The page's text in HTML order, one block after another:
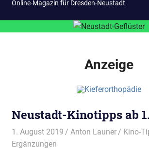
Online-Magazin für Dresden-Neustadt
Anzeige
Neustadt-Kinotipps ab
1. August 2019 Anton Launer Kino-
Ergänzungen